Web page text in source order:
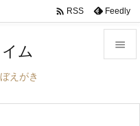


 RSS Feedly
ム
えがき